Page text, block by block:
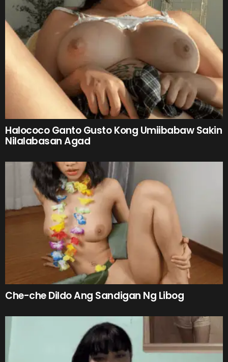
Halococo Ganto Gusto Kong Umiibabaw Sakin
Nilalabasan Agad
Che-che Dildo Ang Sandigan Ng Libog